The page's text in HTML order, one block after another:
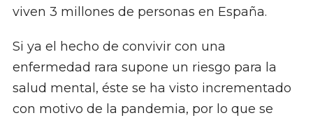
viven 3 millones de personas en España.
Si ya el hecho de convivir con una
enfermedad rara supone un riesgo para la
salud mental, éste se ha visto incrementado
con motivo de la pandemia, por lo que se